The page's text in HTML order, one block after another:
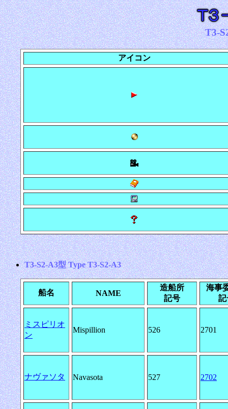
T3-
アイコン
T3-S2-A3型 Type T3-S2-A3
船名 NAME
造船所
記号
海事
記
ミスピリオ
ン
Mispillion 526 2701
ナヴァソタ Navasota 527 2702